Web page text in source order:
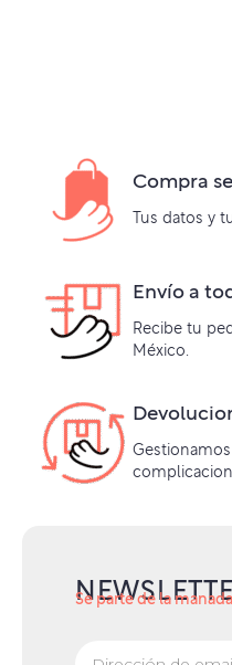
Compra
Tus datos y
Envío a
Recibe tu
México.
Se parte de la manada